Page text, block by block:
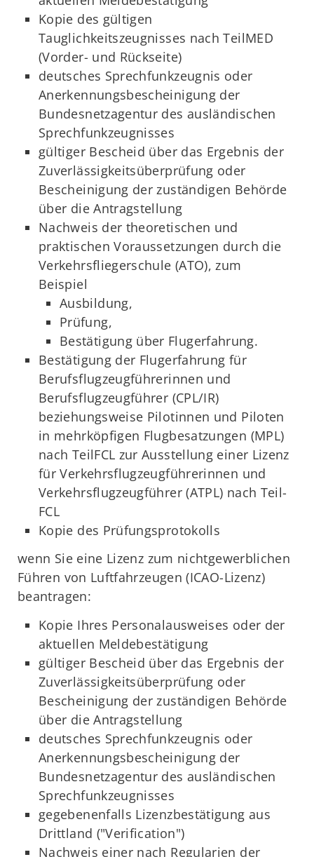
Kopie des gültigen
Tauglichkeitszeugnisses nach TeilMED
(Vorder- und Rückseite)
deutsches Sprechfunkzeugnis oder
Anerkennungsbescheinigung der
Bundesnetzagentur des ausländischen
Sprechfunkzeugnisses
gültiger Bescheid über das Ergebnis der
Zuverlässigkeitsüberprüfung oder
Bescheinigung der zuständigen Behörde
über die Antragstellung
Nachweis der theoretischen und
praktischen Voraussetzungen durch die
Verkehrsfliegerschule (ATO), zum
Beispiel
Ausbildung,
Prüfung,
Bestätigung über Flugerfahrung.
Bestätigung der Flugerfahrung für
Berufsflugzeugführerinnen und
Berufsflugzeugführer (CPL/IR)
beziehungsweise Pilotinnen und Piloten
in mehrköpfigen Flugbesatzungen (MPL)
nach TeilFCL zur Ausstellung einer Lizenz
für Verkehrsflugzeugführerinnen und
Verkehrsflugzeugführer (ATPL) nach Teil-
FCL
Kopie des Prüfungsprotokolls
wenn Sie eine Lizenz zum nichtgewerblichen
Führen von Luftfahrzeugen (ICAO-Lizenz)
beantragen:
Kopie Ihres Personalausweises oder der
aktuellen Meldebestätigung
gültiger Bescheid über das Ergebnis der
Zuverlässigkeitsüberprüfung oder
Bescheinigung der zuständigen Behörde
über die Antragstellung
deutsches Sprechfunkzeugnis oder
Anerkennungsbescheinigung der
Bundesnetzagentur des ausländischen
Sprechfunkzeugnisses
gegebenenfalls Lizenzbestätigung aus
Drittland ("Verification")
Nachweis einer nach Regularien der